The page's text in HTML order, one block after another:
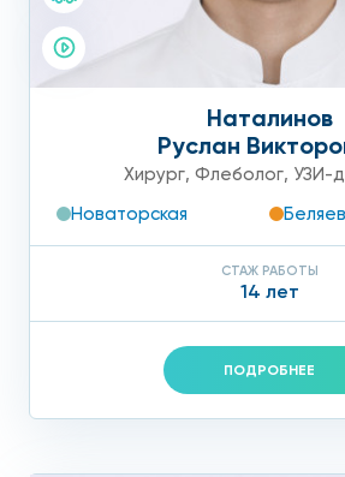
Наталинов
Руслан
Хирург, Флеболог, УЗИ-
Новаторская
СТАЖ РАБОТЫ
14 лет
ПОДРОБНЕЕ